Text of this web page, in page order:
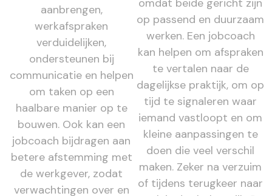
aanbrengen,
werkafspraken
verduidelijken,
ondersteunen bij
communicatie en helpen
om taken op een
haalbare manier op te
bouwen. Ook kan een
jobcoach bijdragen aan
betere afstemming met
de werkgever, zodat
verwachtingen over en
op passend en duurzaam
werken. Een jobcoach
kan helpen om afspraken
te vertalen naar de
dagelijkse praktijk, om op
tijd te signaleren waar
iemand vastloopt en om
kleine aanpassingen te
doen die veel verschil
maken. Zeker na verzuim
of tijdens terugkeer naar